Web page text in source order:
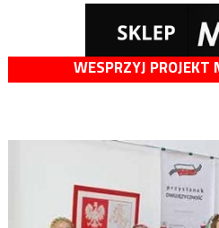
WESPRZYJ PROJEKT